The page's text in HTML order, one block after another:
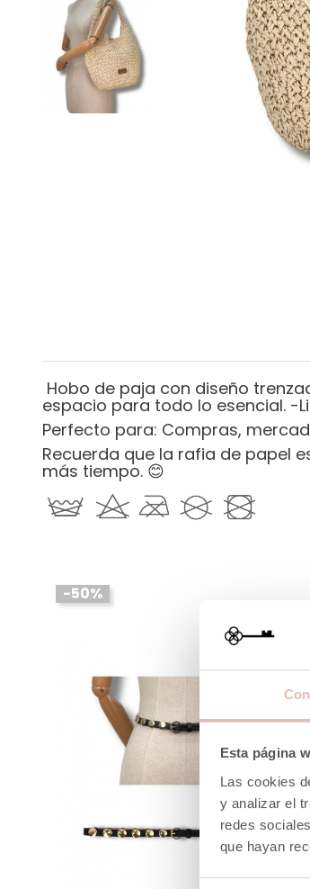
Esta página
Las cookies
y analizar el
redes
que hayan
Hobo de paja con diseño
espacio para todo lo esencial. -
Perfecto para: Compras,
Recuerda que la rafia de papel
más tiempo. 😊
-50%